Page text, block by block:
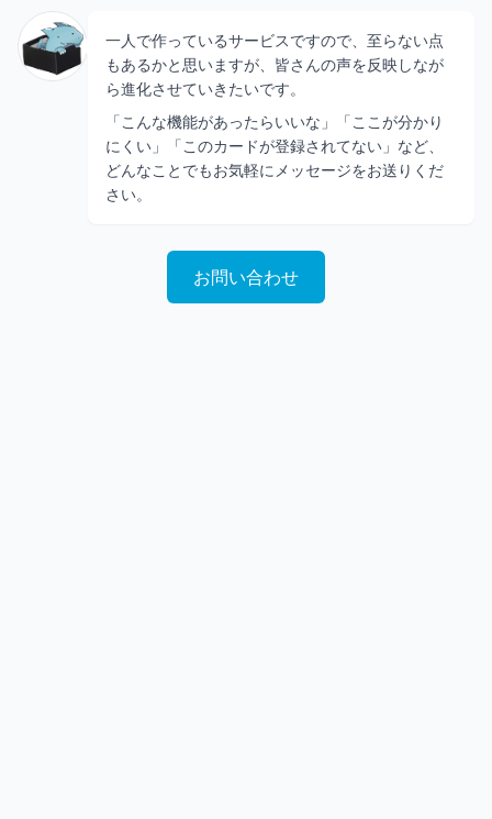
一人で作っているサービスですので、至らない点
もあるかと思いますが、皆さんの声を反映しなが
ら進化させていきたいです。
「こんな機能があったらいいな」「ここが分かり
にくい」「このカードが登録されてない」など、
どんなことでもお気軽にメッセージをお送りくだ
さい。
お問い合わせ